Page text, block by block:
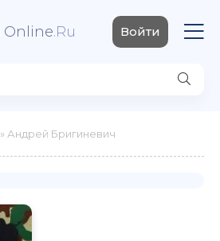
Online.Ru Войти
» Андрей Бригиневич